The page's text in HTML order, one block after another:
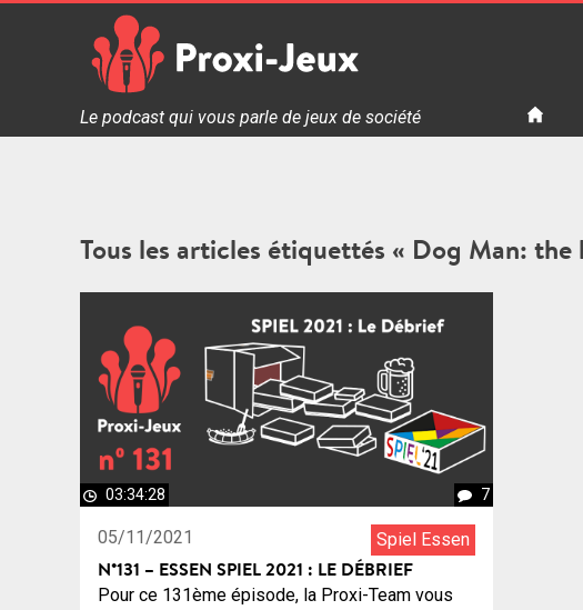
Proxi Jeux - Le podcast qui vous parle de jeux de société
Le podcast qui vous parle de jeux de société
Tous les articles étiquettés « Dog Man:
03:34:28 7
05/11/2021 Spiel Essen
N°131 – ESSEN SPIEL 2021 : LE DÉBRIEF
Pour ce 131ème épisode, la Proxi-Team vous